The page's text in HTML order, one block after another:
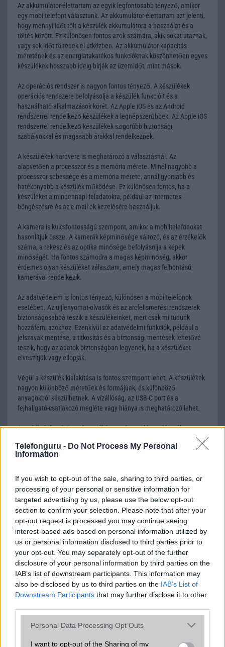
Telefonguru - Do Not Process My Personal
Information
If you wish to opt-out of the sale, sharing to third parties, or
processing of your personal or sensitive information for
targeted advertising by us, please use the below opt-out
section to confirm your selection. Please note that after your
opt-out request is processed you may continue seeing
interest-based ads based on personal information utilized by
us or personal information disclosed to third parties prior to
your opt-out. You may separately opt-out of the further
disclosure of your personal information by third parties on the
IAB’s list of downstream participants. This information may
also be disclosed by us to third parties on the IAB’s List of
Downstream Participants that may further disclose it to other
Please note that this website/app uses one or more Google
not limited to your visit or usage behaviour. You may click to
Personal Data Processing Opt Outs
I want to opt-out of the Sharing of my
Az akkumulátor-élettartam az egyik legfontosabb tényező, amikor
egy mobiltelefont választunk. Az akkumulátor-élettartam azt jelenti,
hogy mennyi időt tölt a készülék akkumulátora a használat és a
töltés között. Ez különösen fontos azok számára, akik sokat utaznak,
vagy sok időt töltenek el útközben. Az akkumulátor-kapacitás
méretének és az energiatakarékos funkcióknak köszönhetően egyes
készülékek hosszabb ideig bírják az üzemidőt, mint mások.
Az operációs rendszer is nagyon fontos tényező. A készülékek
operációs rendszere befolyásolja a készülék funkcióit és a
használható alkalmazások körét. Az Apple iOS és az Android
rendszerrel rendelkező készülékek a legnépszerűbbek. Az Apple iOS
rendszerrel rendelkező készülékek szigorúbb biztonsági
szabályokkal és magasabb árakkal rendelkeznek.
A készülékek hardvere is meghatározó a választásnál. Az
alapvetően a processzor és a memória mérete. Minél nagyobb a
processzor sebessége és a memória mérete, annál gyorsabb és
hatékonyabb a készülék működése. Ez különösen fontos, ha a
készüléket a mindennapi feladatokra, például az internetes
böngészésre és az e-mail-ek kezelésére használjuk.
A kamera is kulcsfontosságú szempont, amikor a mobiltelefonokat
hasonlítjuk össze. A kamerák képminősége változó, és az érzékelők
száma, a rekesz és az optika minősége befolyásolja a képek
minőségét. Ha fontos számodra a magas képminőség, akkor
érdemes olyan készüléket választani, amely magas felbontású
kamerával rendelkezik.
Az adatvédelem is fontos tényező, különösen a mobiltelefonok
esetében. Az ujjlenyomat-olvasók és az arcfelismerési rendszerek
biztonságosabbá teszik a készülékeinket, mert csak mi tudunk
hozzáférni azokhoz. Ezenkívül az adatvédelmi funkciók, például a
jelszavak mentése, a titkosítás és a biztonsági mentések lehetővé
teszik, hogy az adatok biztonságban legyenek, ha a készüléket
elveszítjük vagy ellopják.
Végül a készülék kialakítása is fontos szempont lehet. A készülékek
nagyon különböző méretűek és formájúak, és különböző
anyagokból készülhetnek. A vízállóság, az USB-C port és a
fejhallgató-csatlakozó megléte vagy hiánya is meghatározó lehet.
A mobiltelefonok összehasonlítása az ár, az akkumulátor-élettartam,
az operációs rendszer, a hardver, a kamera, az adatvédelem és a
kialakítás szempontjából döntő fontosságú lehet. Ezek a
szempontok kritikusak ahhoz, hogy megtaláljuk azokat a
elvárásainknak.
Végül azt is fontos tudni, hogy a mobiltelefonok összehasonlítása
során minden felhasználó egyéni preferenciákkal rendelkezik, így a
választásuk eltérhet. Azonban azok, akik számára fontos a nagyobb
kijelző, hosszabb üzemidő, hatékony
MOBILTELEFON MÁRKÁK
Apple
Honor
Huawei